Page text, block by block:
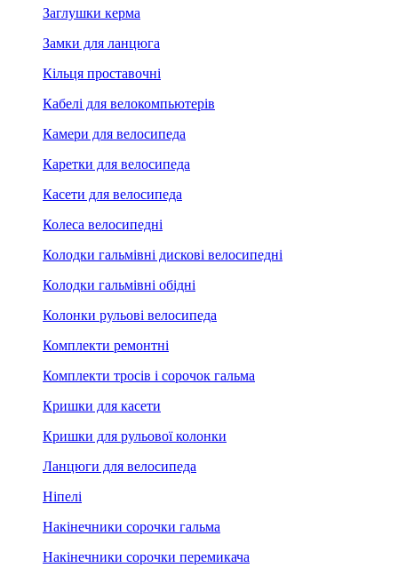
Заглушки керма
Замки для ланцюга
Кільця проставочні
Кабелі для велокомпьютерів
Камери для велосипеда
Каретки для велосипеда
Касети для велосипеда
Колеса велосипедні
Колодки гальмівні дискові велосипедні
Колодки гальмівні обідні
Колонки рульові велосипеда
Комплекти ремонтні
Комплекти тросів і сорочок гальма
Кришки для касети
Кришки для рульової колонки
Ланцюги для велосипеда
Ніпелі
Накінечники сорочки гальма
Накінечники сорочки перемикача